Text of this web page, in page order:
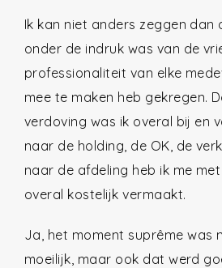
Ik kan niet anders zeggen dan
onder de indruk was van de
professionaliteit van elke
mee te maken heb gekregen.
verdoving was ik overal bij en
naar de holding, de OK, de
naar de afdeling heb ik me
overal kostelijk vermaakt.
Ja, het moment suprême was
moeilijk, maar ook dat werd